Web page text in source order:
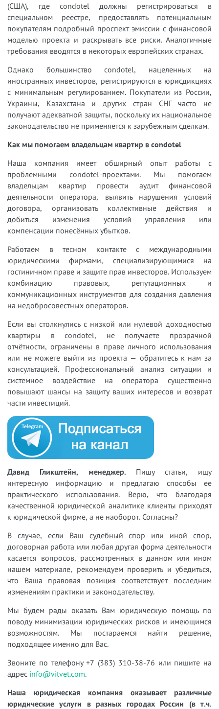
(США), где condotel должны регистрироваться в
специальном реестре, предоставлять потенциальным
покупателям подробный проспект эмиссии с финансовой
моделью проекта и раскрывать все риски. Аналогичные
требования вводятся в некоторых европейских странах.
Однако большинство condotel, нацеленных на
иностранных инвесторов, регистрируются в юрисдикциях
с минимальным регулированием. Покупатели из России,
Украины, Казахстана и других стран СНГ часто не
получают адекватной защиты, поскольку их национальное
законодательство не применяется к зарубежным сделкам.
Как мы помогаем владельцам квартир в condotel
Наша компания имеет обширный опыт работы с
проблемными condotel-проектами. Мы помогаем
владельцам квартир провести аудит финансовой
деятельности оператора, выявить нарушения условий
договора, организовать коллективные действия и
добиться изменения условий управления или
компенсации понесённых убытков.
Работаем в тесном контакте с международными
юридическими фирмами, специализирующимися на
гостиничном праве и защите прав инвесторов. Используем
комбинацию правовых, репутационных и
коммуникационных инструментов для создания давления
на недобросовестных операторов.
Если вы столкнулись с низкой или нулевой доходностью
квартиры в condotel, не получаете прозрачной
отчётности, ограничены в праве личного использования
или не можете выйти из проекта — обратитесь к нам за
консультацией. Профессиональный анализ ситуации и
системное воздействие на оператора существенно
повышают шансы на защиту ваших интересов и возврат
части инвестиций.
Давид Гликштейн, менеджер. Пишу статьи, ищу
интересную информацию и предлагаю способы ее
практического использования. Верю, что благодаря
качественной юридической аналитике клиенты приходят
к юридической фирме, а не наоборот. Согласны?
В случае, если Ваш судебный спор или иной спор,
договорная работа или любая другая форма деятельности
касается вопросов, рассмотренных в данном или ином
нашем материале, рекомендуем проверить и убедиться,
что Ваша правовая позиция соответствует последним
изменениям практики и законодательству.
Мы будем рады оказать Вам юридическую помощь по
поводу минимизации юридических рисков и имеющимся
возможностям. Мы постараемся найти решение,
подходящее именно для Вас.
Звоните по телефону +7 (383) 310-38-76 или пишите на
адрес info@vitvet.com.
Наша юридическая компания оказывает различные
юридические услуги в разных городах России (в т.ч.